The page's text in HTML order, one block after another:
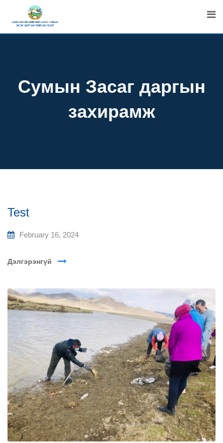
content
Сумын Засаг даргын
захирамж
Test
February 16, 2024
Дэлгэрэнгүй